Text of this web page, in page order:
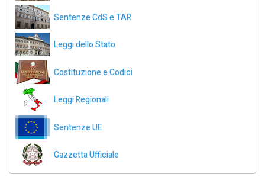
Sentenze CdS e TAR
Leggi dello Stato
Costituzione e Codici
Leggi Regionali
Sentenze UE
Gazzetta Ufficiale